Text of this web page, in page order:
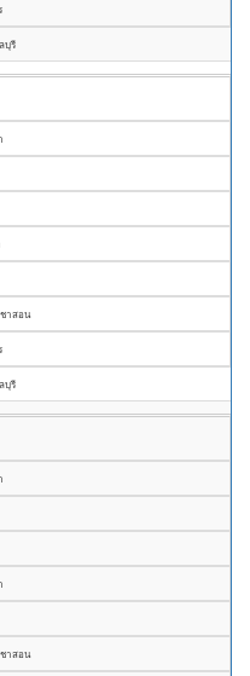
บุรี
าสอน
บุรี
าสอน